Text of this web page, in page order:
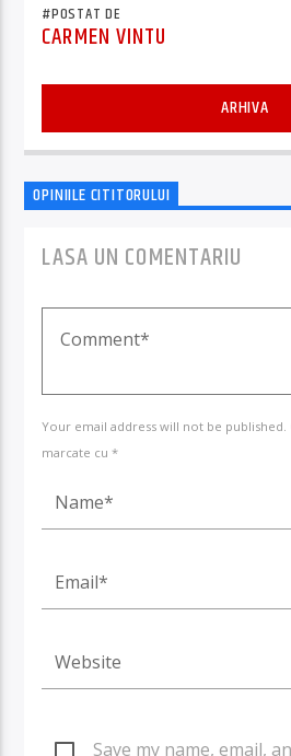
#POSTAT DE
CARMEN VINTU
ARHIVA
OPINIILE CITITORULUI
LASA UN COMENTARIU
Your email address will not be
marcate cu *
Save my name, email,